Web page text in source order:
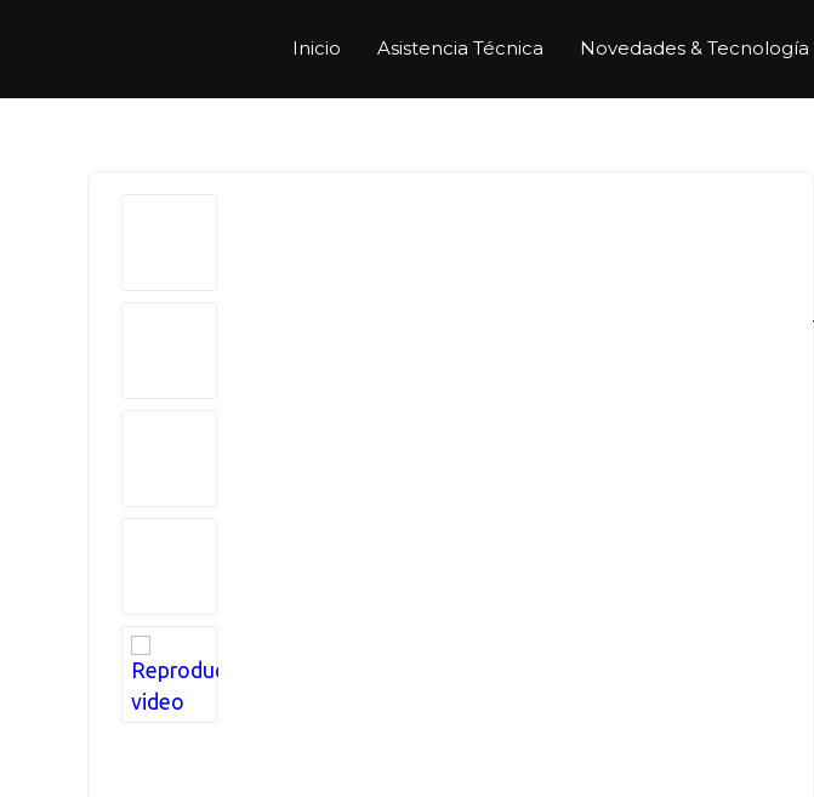
Inicio Asistencia Técnica Novedades & Tecnología